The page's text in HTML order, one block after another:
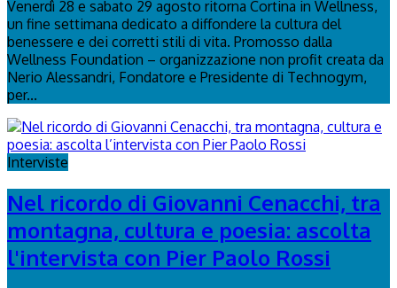
Venerdì 28 e sabato 29 agosto ritorna Cortina in Wellness,
un fine settimana dedicato a diffondere la cultura del
benessere e dei corretti stili di vita. Promosso dalla
Wellness Foundation – organizzazione non profit creata da
Nerio Alessandri, Fondatore e Presidente di Technogym,
per...
Interviste
Nel ricordo di Giovanni Cenacchi, tra
montagna, cultura e poesia: ascolta
l'intervista con Pier Paolo Rossi